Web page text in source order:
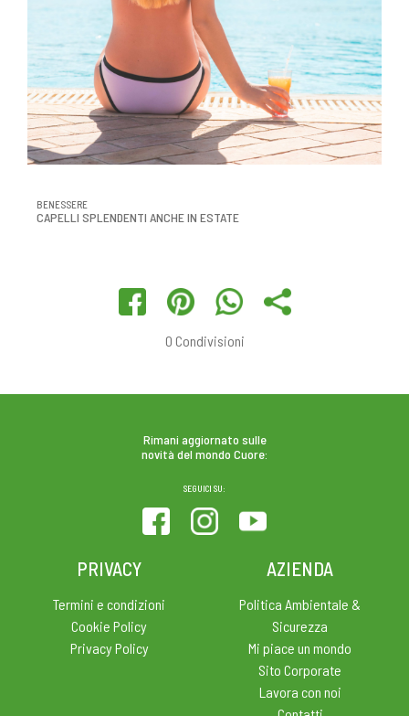
BENESSERE
CAPELLI SPLENDENTI ANCHE IN ESTATE
0 Condivisioni
Rimani aggiornato sulle
novità del mondo Cuore:
SEGUICI SU:
PRIVACY
Termini e condizioni
Cookie Policy
Privacy Policy
AZIENDA
Politica Ambientale &
Sicurezza
Mi piace un mondo
Sito Corporate
Lavora con noi